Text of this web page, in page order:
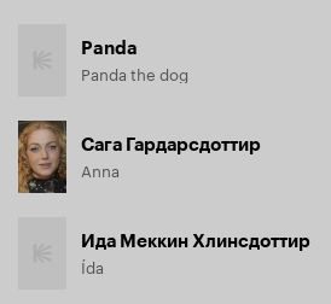
Panda
Panda the dog
Сага Гардарсдоттир
Anna
Ида Меккин Хлинсдоттир
Ída